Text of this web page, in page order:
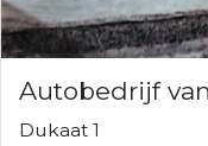
Autobedrijf
Dukaat 1